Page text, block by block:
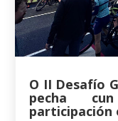
O II Desafío
pecha